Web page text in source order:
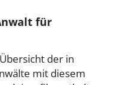
für
der in
mit diesem